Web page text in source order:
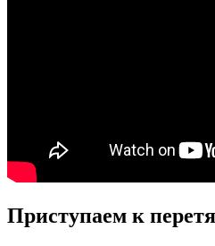
Приступаем к